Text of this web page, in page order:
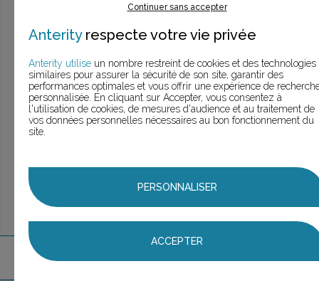
Ce n’est pas exactement ce que je recherche
> Voir larecherche approfondie
> Voir larecherche personnalisée
marquetrouvée
Continuer sans accepter
Anterityrespecte votre vie privée
Anterity utilise un nombre restreint de cookies et des technologies
similaires pour assurer la sécurité de son site, garantir des
performances optimales et vous offrir une expérience de
personnalisée. En cliquant sur Accepter, vous consentez à
l'utilisation de cookies, de mesures d'audience et au traitement de
vos données personnelles nécessaires au bon fonctionnement du
site.
PERSONNALISER
ACCEPTER